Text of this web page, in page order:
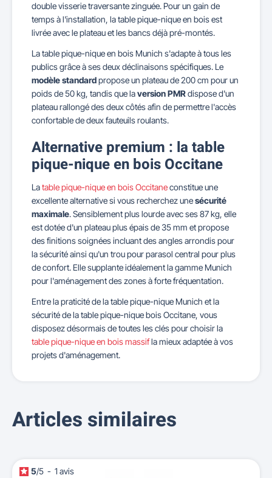
double visserie traversante zinguée. Pour un gain de
temps à l'installation, la table pique-nique en bois est
livrée avec le plateau et les bancs déjà pré-montés.
La table pique-nique en bois Munich s'adapte à tous les
publics grâce à ses deux déclinaisons spécifiques. Le
modèle standardpropose un plateau de 200 cm pour un
poids de 50 kg, tandis que laversion PMRdispose d'un
plateau rallongé des deux côtés afin de permettre l'accès
confortable de deux fauteuils roulants.
Alternative premium : la table
pique-nique en bois Occitane
Latable pique-nique en bois Occitaneconstitue une
excellente alternative si vous recherchez unesécurité
maximale. Sensiblement plus lourde avec ses 87 kg, elle
est dotée d'un plateau plus épais de 35 mm et propose
des finitions soignées incluant des angles arrondis pour
la sécurité ainsi qu'un trou pour parasol central pour plus
de confort. Elle supplante idéalement la gamme Munich
pour l'aménagement des zones à forte fréquentation.
Entre la praticité de la table pique-nique Munich et la
sécurité de la table pique-nique bois Occitane, vous
disposez désormais de toutes les clés pour choisir la
table pique-nique en bois massifla mieux adaptée à vos
projets d'aménagement.
Articles similaires
5/5 - 1 avis